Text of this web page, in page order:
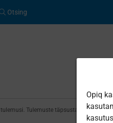
Otsing
Tulemuste täpsustamiseks
Opiq